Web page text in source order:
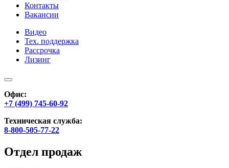
Контакты
Вакансии
Видео
Тех. поддержка
Рассрочка
Лизинг
Офис:
+7 (499) 745-60-92
Техническая служба:
8-800-505-77-22
Отдел продаж